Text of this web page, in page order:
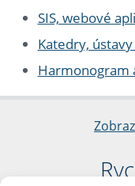
SIS, webové
Katedry,
Harmonogram